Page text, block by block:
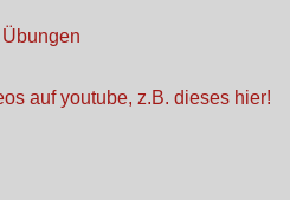
auf youtube, z.B. dieses hier!